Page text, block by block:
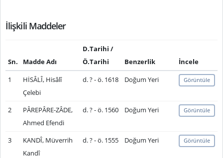
İlişkili Maddeler
Sn. Madde Adı
D.Tarihi /
Ö.Tarihi
Benzerlik
İncele
1
HİSÂLÎ, Hisâlî
Çelebi
d. ? - ö. 1618 Doğum Yeri Görüntüle
2
PÂREPÂRE-ZÂDE,
Ahmed Efendi
d. ? - ö. 1560 Doğum Yeri Görüntüle
3
KANDÎ, Müverrih
Kandî
d. ? - ö. 1555 Doğum Yeri Görüntüle